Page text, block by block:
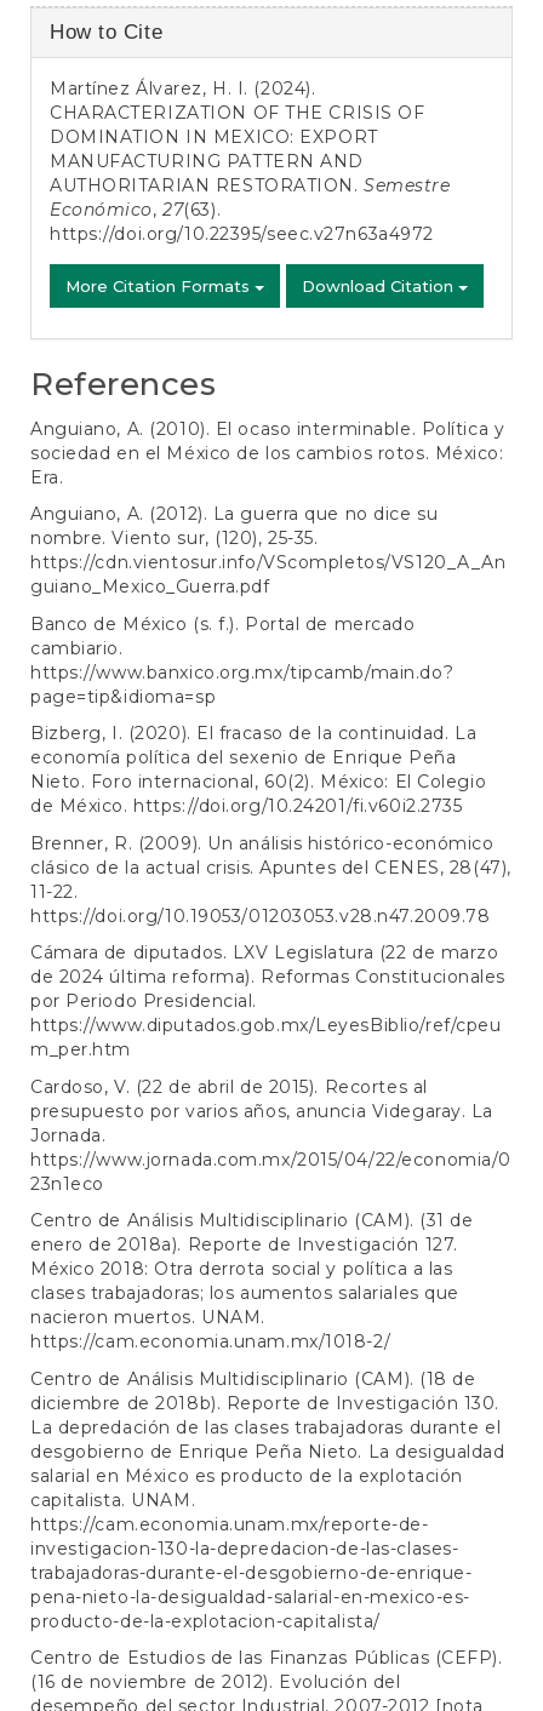
Article
Details
How to Cite
Martínez Álvarez, H. I. (2024).
CHARACTERIZATION OF THE CRISIS OF
DOMINATION IN MEXICO: EXPORT
MANUFACTURING PATTERN AND
AUTHORITARIAN RESTORATION.Semestre
Económico,27(63).
https://doi.org/10.22395/seec.v27n63a4972
More Citation Formats Download Citation
References
Anguiano, A. (2010). El ocaso interminable. Política y
sociedad en el México de los cambios rotos. México:
Era.
Anguiano, A. (2012). La guerra que no dice su
nombre. Viento sur, (120), 25-35.
https://cdn.vientosur.info/VScompletos/VS120_A_An
guiano_Mexico_Guerra.pdf
Banco de México (s. f.). Portal de mercado
cambiario.
https://www.banxico.org.mx/tipcamb/main.do?
page=tip&idioma=sp
Bizberg, I. (2020). El fracaso de la continuidad. La
economía política del sexenio de Enrique Peña
Nieto. Foro internacional, 60(2). México: El Colegio
de México. https://doi.org/10.24201/fi.v60i2.2735
Brenner, R. (2009). Un análisis histórico-económico
clásico de la actual crisis. Apuntes del CENES, 28(47),
11-22.
https://doi.org/10.19053/01203053.v28.n47.2009.78
Cámara de diputados. LXV Legislatura (22 de marzo
de 2024 última reforma). Reformas Constitucionales
por Periodo Presidencial.
https://www.diputados.gob.mx/LeyesBiblio/ref/cpeu
m_per.htm
Cardoso, V. (22 de abril de 2015). Recortes al
presupuesto por varios años, anuncia Videgaray. La
Jornada.
https://www.jornada.com.mx/2015/04/22/economia/0
23n1eco
Centro de Análisis Multidisciplinario (CAM). (31 de
enero de 2018a). Reporte de Investigación 127.
México 2018: Otra derrota social y política a las
clases trabajadoras; los aumentos salariales que
nacieron muertos. UNAM.
https://cam.economia.unam.mx/1018-2/
Centro de Análisis Multidisciplinario (CAM). (18 de
diciembre de 2018b). Reporte de Investigación 130.
La depredación de las clases trabajadoras durante el
desgobierno de Enrique Peña Nieto. La desigualdad
salarial en México es producto de la explotación
capitalista. UNAM.
https://cam.economia.unam.mx/reporte-de-
investigacion-130-la-depredacion-de-las-clases-
trabajadoras-durante-el-desgobierno-de-enrique-
pena-nieto-la-desigualdad-salarial-en-mexico-es-
producto-de-la-explotacion-capitalista/
Centro de Estudios de las Finanzas Públicas (CEFP).
(16 de noviembre de 2012). Evolución del
desempeño del sector Industrial, 2007-2012 [nota